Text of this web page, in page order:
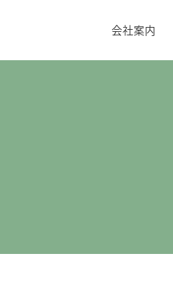
会社案内